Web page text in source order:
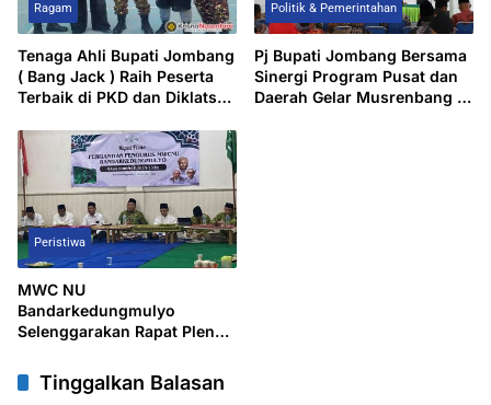
Ragam
Tenaga Ahli Bupati Jombang
( Bang Jack ) Raih Peserta
Terbaik di PKD dan Diklatsar
Bandarkedungmulyo
Politik & Pemerintahan
Pj Bupati Jombang Bersama
Sinergi Program Pusat dan
Daerah Gelar Musrenbang di
Peristiwa
MWC NU
Bandarkedungmulyo
Selenggarakan Rapat Pleno,
Diangkat Sebagai Ketua
Tanfidziah
Tinggalkan Balasan